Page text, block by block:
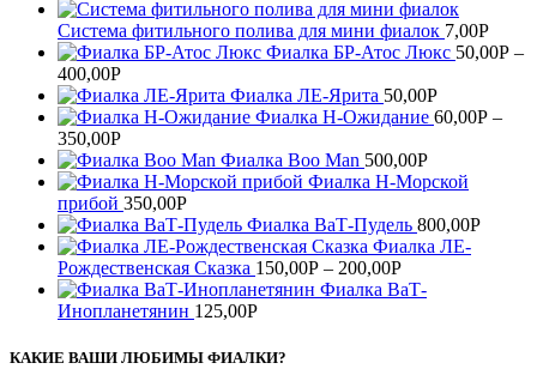
Система фитильного полива для мини фиалок 7,00Р
Фиалка БР-Атос Люкс 50,00Р –
400,00Р
Фиалка ЛЕ-Ярита 50,00Р
Фиалка Н-Ожидание 60,00Р –
350,00Р
Фиалка Boo Man 500,00Р
Фиалка Н-Морской
прибой 350,00Р
Фиалка ВаТ-Пудель 800,00Р
Фиалка ЛЕ-
Рождественская Сказка 150,00Р – 200,00Р
Фиалка ВаТ-
Инопланетянин 125,00Р
КАКИЕ ВАШИ ЛЮБИМЫ ФИАЛКИ?